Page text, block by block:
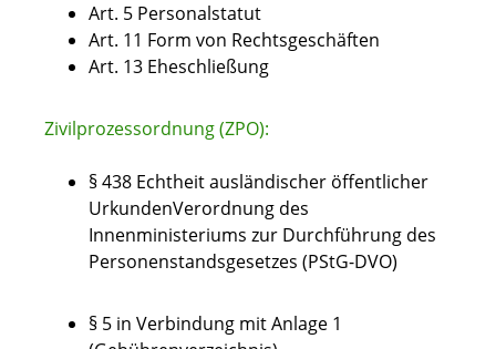
Art. 5 Personalstatut
Art. 11 Form von Rechtsgeschäften
Art. 13 Eheschließung
Zivilprozessordnung (ZPO):
§ 438 Echtheit ausländischer öffentlicher
UrkundenVerordnung des
Innenministeriums zur Durchführung des
Personenstandsgesetzes (PStG-DVO)
§ 5 in Verbindung mitAnlage 1